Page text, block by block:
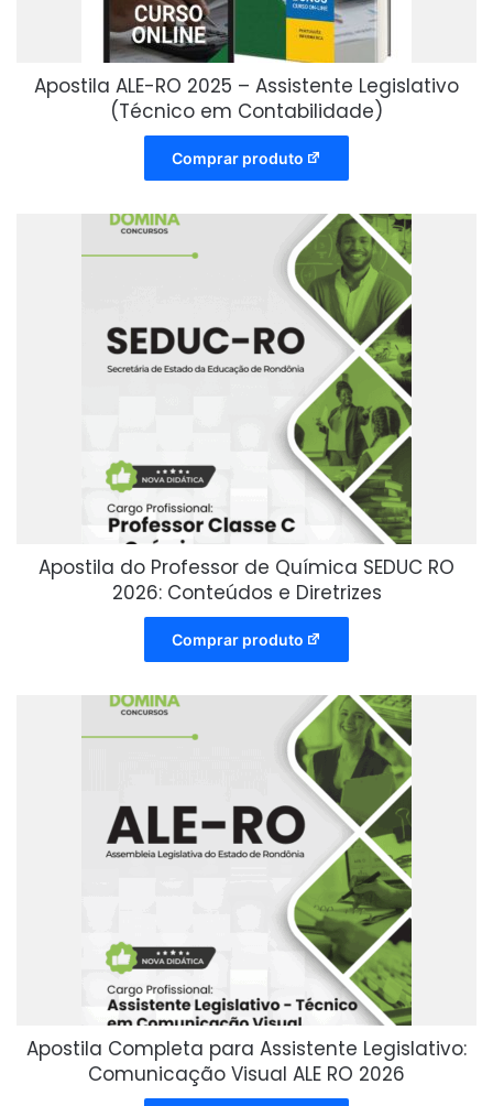
Apostila ALE-RO 2025 – Assistente Legislativo
(Técnico em Contabilidade)
Comprar produto
Apostila do Professor de Química SEDUC RO
2026: Conteúdos e Diretrizes
Comprar produto
Apostila Completa para Assistente Legislativo:
Comunicação Visual ALE RO 2026